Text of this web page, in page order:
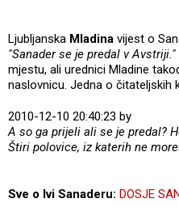
Ljubljanska Mladina vijest o
"Sanader se je predal v Avstriji."
mjestu, ali urednici Mladine
naslovnicu. Jedna o čitateljskih
2010-12-10 20:40:23 by
A so ga prijeli ali se je predal?
Štiri polovice, iz katerih ne
Sve o Ivi Sanaderu: DOSJE